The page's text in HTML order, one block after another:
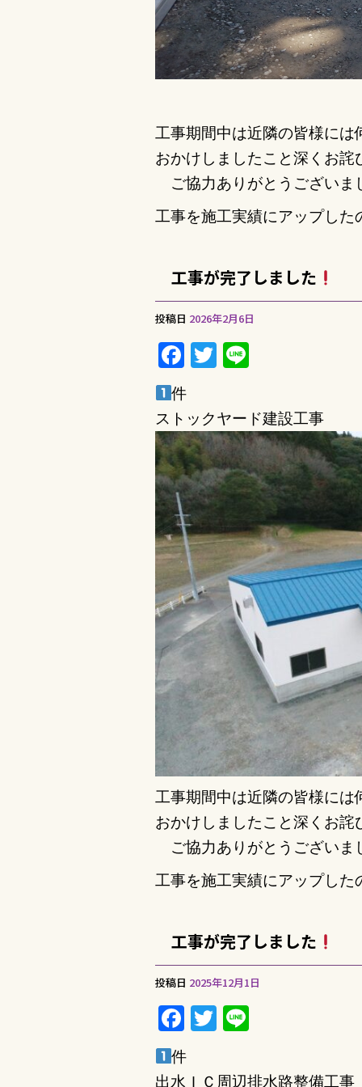
工事期間中は近隣の皆様には
おかけしましたこと深くお詫
ご協力ありがとうございま
工事を施工実績にアップした
工事が完了しました
投稿日 2026年2月6日
F
a
c
e
b
o
o
k
T
w
it
te
r
e
件
ストックヤード建設工事
工事期間中は近隣の皆様には
おかけしましたこと深くお詫
ご協力ありがとうございま
工事を施工実績にアップした
工事が完了しました
投稿日 2025年12月1日
F
a
c
T
it e
件
出水ＩＣ周辺排水路整備工事